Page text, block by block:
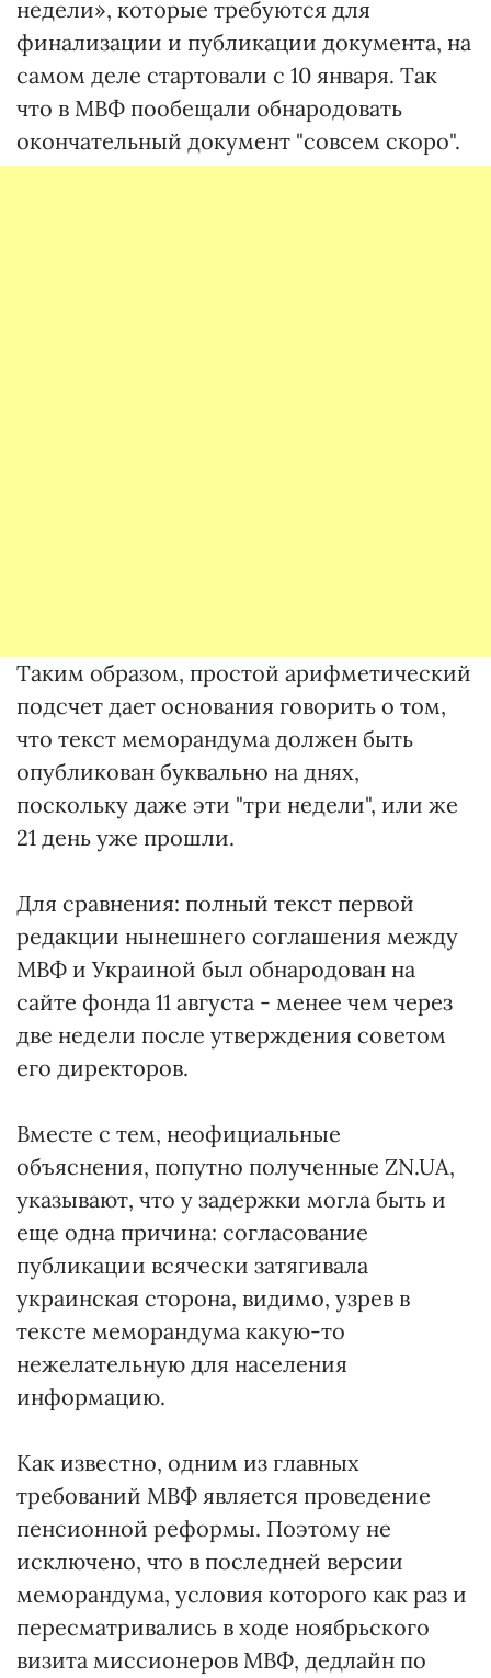
недели», которые требуются для
финализации и публикации документа, на
самом деле стартовали с 10 января. Так
что в МВФ пообещали обнародовать
окончательный документ "совсем скоро".
Таким образом, простой арифметический
подсчет дает основания говорить о том,
что текст меморандума должен быть
опубликован буквально на днях,
поскольку даже эти "три недели", или же
21 день уже прошли.
Для сравнения: полный текст первой
редакции нынешнего соглашения между
МВФ и Украиной был обнародован на
сайте фонда 11 августа - менее чем через
две недели после утверждения советом
его директоров.
Вместе с тем, неофициальные
объяснения, попутно полученные ZN.UA,
указывают, что у задержки могла быть и
еще одна причина: согласование
публикации всячески затягивала
украинская сторона, видимо, узрев в
тексте меморандума какую-то
нежелательную для населения
информацию.
Как известно, одним из главных
требований МВФ является проведение
пенсионной реформы. Поэтому не
исключено, что в последней версии
меморандума, условия которого как раз и
пересматривались в ходе ноябрьского
визита миссионеров МВФ, дедлайн по